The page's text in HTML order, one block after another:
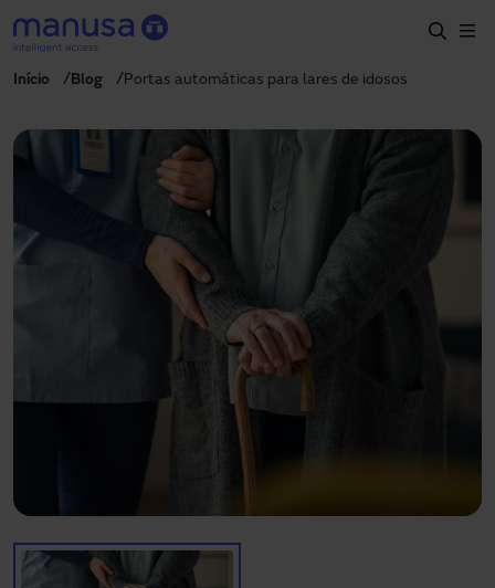
Pular para o conteúdo principal
Produtos e setores
Serviços
Especificação
Precisa de assistência?
Downloads
Início Blog Portas automáticas para lares de idosos